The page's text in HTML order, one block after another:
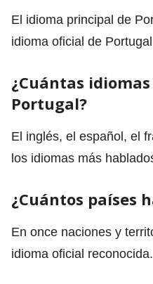
El idioma principal de
idioma oficial de
¿Cuántas
Portugal?
El inglés, el español, el
los idiomas más
¿Cuántos países
En once naciones y
idioma oficial reconocida.